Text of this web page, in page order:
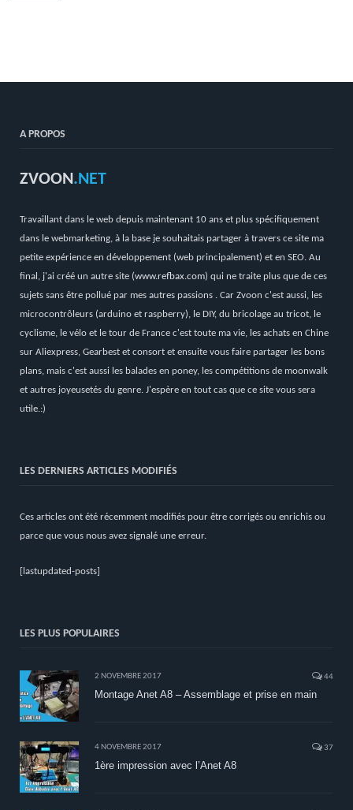
A PROPOS
ZVOON.NET
Travaillant dans le web depuis maintenant 10 ans et plus spécifiquement
dans le webmarketing, à la base je souhaitais partager à travers ce site ma
petite expérience en développement (web principalement) et en SEO. Au
final, j'ai créé un autre site (www.refbax.com) qui ne traite plus que de ces
sujets sans être pollué par mes autres passions . Car Zvoon c'est aussi, les
microcontrôleurs (arduino et raspberry), le DIY, du bricolage au tricot, le
cyclisme, le vélo et le tour de France c'est toute ma vie, les achats en Chine
sur Aliexpress, Gearbest et consort et ensuite vous faire partager les bons
plans, mais c'est aussi les balades en poney, les compétitions de moonwalk
et autres joyeusetés du genre. J'espère en tout cas que ce site vous sera
utile.:)
LES DERNIERS ARTICLES MODIFIÉS
Ces articles ont été récemment modifiés pour être corrigés ou enrichis ou
parce que vous nous avez signalé une erreur.
[lastupdated-posts]
LES PLUS POPULAIRES
2 NOVEMBRE 2017 44
Montage Anet A8 – Assemblage et prise en main
4 NOVEMBRE 2017 37
1ère impression avec l’Anet A8